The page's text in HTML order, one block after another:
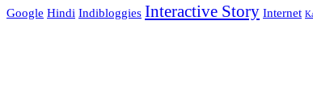
Google Hindi Indibloggies Interactive Story Internet